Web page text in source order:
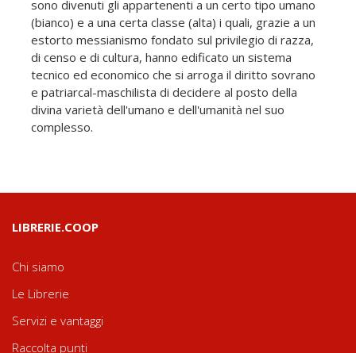
sono divenuti gli appartenenti a un certo tipo umano
(bianco) e a una certa classe (alta) i quali, grazie a un
estorto messianismo fondato sul privilegio di razza,
di censo e di cultura, hanno edificato un sistema
tecnico ed economico che si arroga il diritto sovrano
e patriarcal-maschilista di decidere al posto della
divina varietà dell'umano e dell'umanità nel suo
complesso.
LIBRERIE.COOP
Chi siamo
Le Librerie
Servizi e vantaggi
Raccolta punti